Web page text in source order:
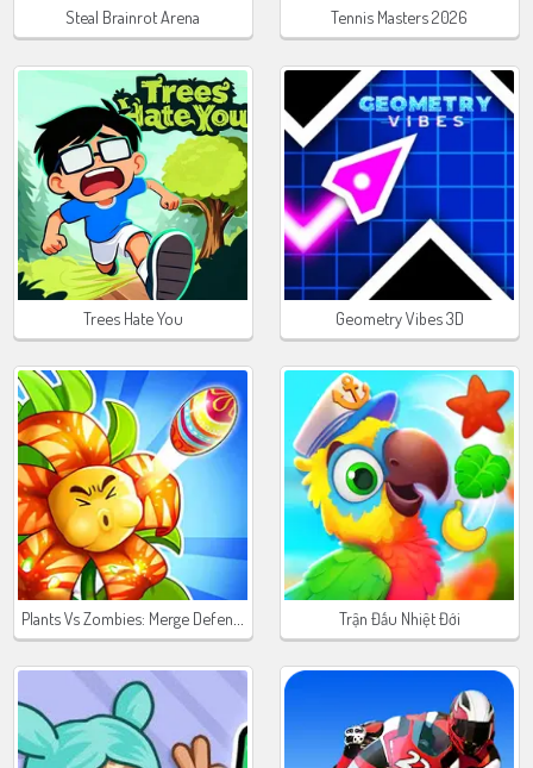
Steal Brainrot Arena Tennis Masters 2026
Trees Hate You Geometry Vibes 3D
Plants Vs Zombies: Merge Defense Trận Đấu Nhiệt Đới